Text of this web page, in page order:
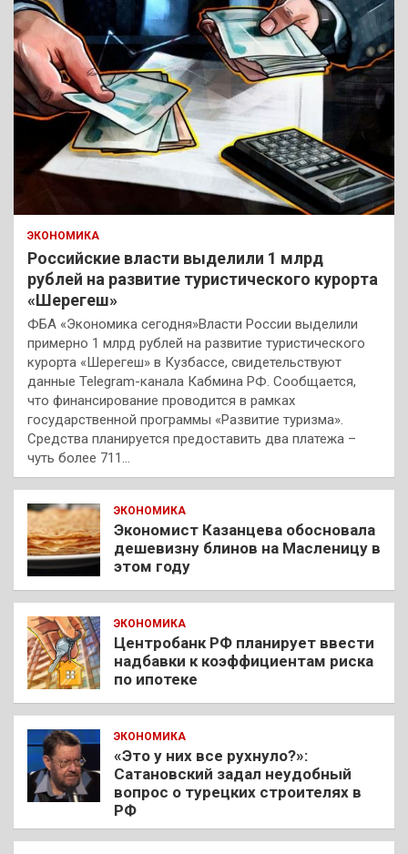
ЭКОНОМИКА
Российские власти выделили 1 млрд
рублей на развитие туристического курорта
«Шерегеш»
ФБА «Экономика сегодня»Власти России выделили
примерно 1 млрд рублей на развитие туристического
курорта «Шерегеш» в Кузбассе, свидетельствуют
данные Telegram-канала Кабмина РФ. Сообщается,
что финансирование проводится в рамках
государственной программы «Развитие туризма».
Средства планируется предоставить два платежа –
чуть более 711…
ЭКОНОМИКА
Экономист Казанцева обосновала
дешевизну блинов на Масленицу в
этом году
ЭКОНОМИКА
Центробанк РФ планирует ввести
надбавки к коэффициентам риска
по ипотеке
ЭКОНОМИКА
«Это у них все рухнуло?»:
Сатановский задал неудобный
вопрос о турецких строителях в
РФ